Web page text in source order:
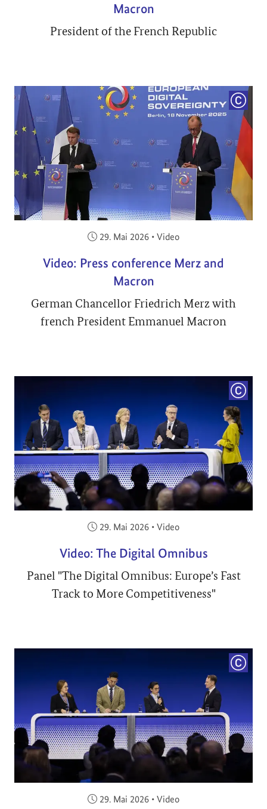
Macron
President of the French Republic
Veröffentlicht am:
29. Mai 2026 • Video
Video: Press conference Merz and
Macron
German Chancellor Friedrich Merz with
french President Emmanuel Macron
Veröffentlicht am:
29. Mai 2026 • Video
Video: The Digital Omnibus
Panel "The Digital Omnibus: Europe’s Fast
Track to More Competitiveness"
Veröffentlicht am:
29. Mai 2026 • Video